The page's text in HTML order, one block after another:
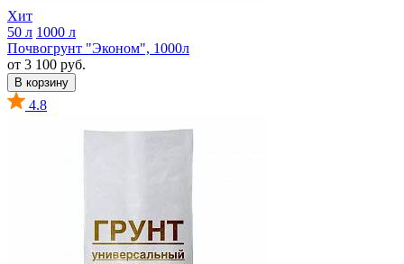
Хит
50 л 1000 л
Почвогрунт "Эконом", 1000л
от 3 100 руб.
В корзину
4.8